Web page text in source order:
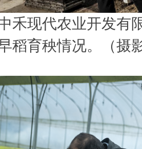
禾现代农业开发有
稻育秧情况。（摄